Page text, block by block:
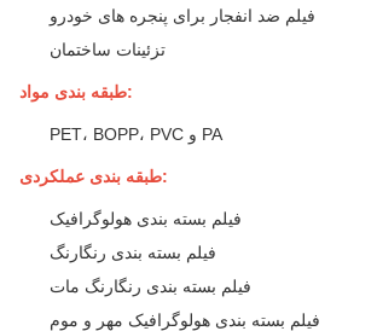
فیلم ضد انفجار برای پنجره های خودرو
تزئینات ساختمان
طبقه بندی مواد:
PET، BOPP، PVC و PA
طبقه بندی عملکردی:
فیلم بسته بندی هولوگرافیک
فیلم بسته بندی رنگارنگ
فیلم بسته بندی رنگارنگ مات
فیلم بسته بندی هولوگرافیک مهر و موم